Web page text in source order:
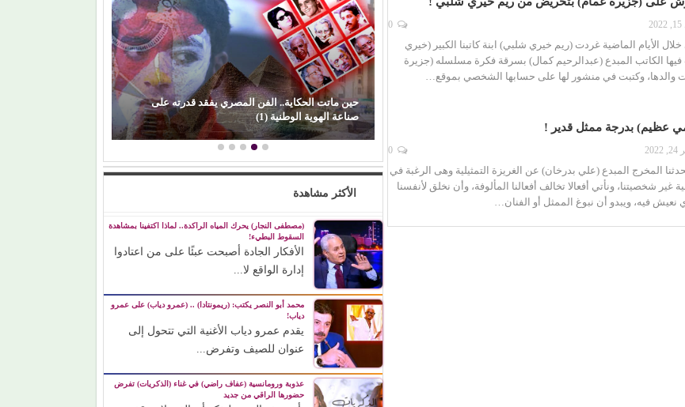
الأيام الماضية غردت (ريم خيري شلبي) ابنة كاتبنا الكبير (خيري
الكاتب المبدع (عبدالرحيم كمال) بسرقة فكرة مسلسله (جزيرة
والدها، وكتبت في منشور لها على حسابها الشخصي بموقع…
عظيم) بدرجة ممثل قدير !
المخرج المبدع (علي بدرخان) عن الغريزة التمثيلية وهى الرغبة في
غير شخصيتنا، ونأتي أفعالا تخالف أفعالنا المألوفة، وأن نخلق لأنفسنا
فيه، ويبدو أن نبوغ الممثل أو الفنان…
حين ماتت الحكاية.. الفن المصري يفقد قدرته على
صناعة الهوية الوطنية (1)
الأكثر مشاهدة
(مصطفى النجار) يحرك المياه الراكدة.. لماذا اكتفينا بمشاهدة
السقوط البطيء!
الأفكار الجادة أصبحت عبئًا على من اعتادوا
إدارة الواقع لا...
محمد أبو النصر يكتب: (ريمونتادا) .. (عمرو دياب) على عمرو
دياب!
يقدم عمرو دياب الأغنية التي تتحول إلى
عنوان للصيف وتفرض...
عذوبة ورومانسية (عفاف راضي) في غناء (الذكريات) تفرض
حضورها الراقي من جديد